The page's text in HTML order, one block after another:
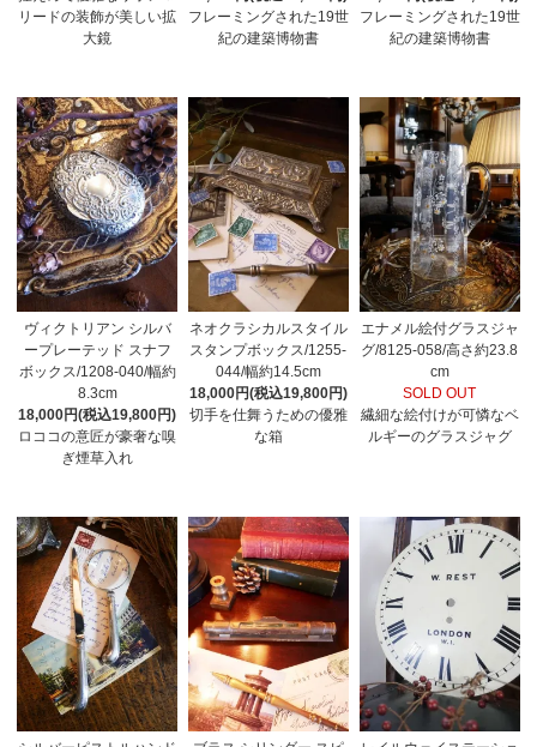
リードの装飾が美しい拡
大鏡
フレーミングされた19世
紀の建築博物書
フレーミングされた19世
紀の建築博物書
ヴィクトリアン シルバ
ープレーテッド スナフ
ボックス/1208-040/幅約
8.3cm
18,000円(税込19,800円)
ロココの意匠が豪奢な嗅
ぎ煙草入れ
ネオクラシカルスタイル
スタンプボックス/1255-
044/幅約14.5cm
18,000円(税込19,800円)
切手を仕舞うための優雅
な箱
エナメル絵付グラスジャ
グ/8125-058/高さ約23.8
cm
SOLD OUT
繊細な絵付けが可憐なベ
ルギーのグラスジャグ